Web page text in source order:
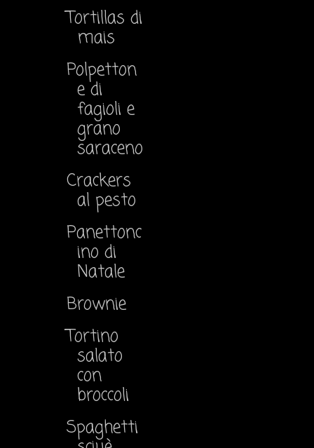
Tortillas di
mais
Polpetton
e di
fagioli e
grano
saraceno
Crackers
al pesto
Panettonc
ino di
Natale
Brownie
Tortino
salato
con
broccoli
Spaghetti